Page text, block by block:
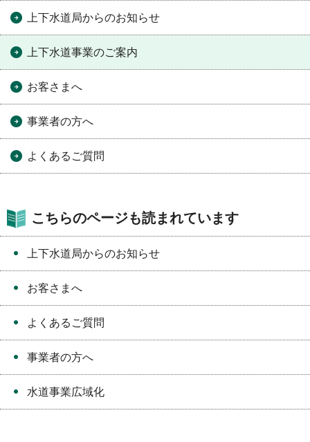
上下水道局からのお知らせ
上下水道事業のご案内
お客さまへ
事業者の方へ
よくあるご質問
こちらのページも読まれています
上下水道局からのお知らせ
お客さまへ
よくあるご質問
事業者の方へ
水道事業広域化